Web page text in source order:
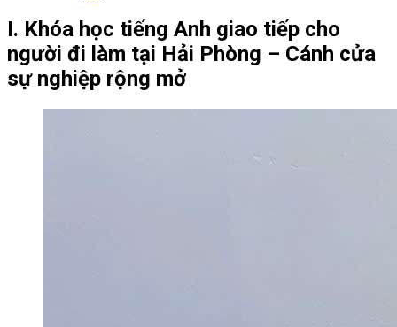
I. Khóa học tiếng Anh giao tiếp cho
người đi làm tại Hải Phòng – Cánh cửa
sự nghiệp rộng mở